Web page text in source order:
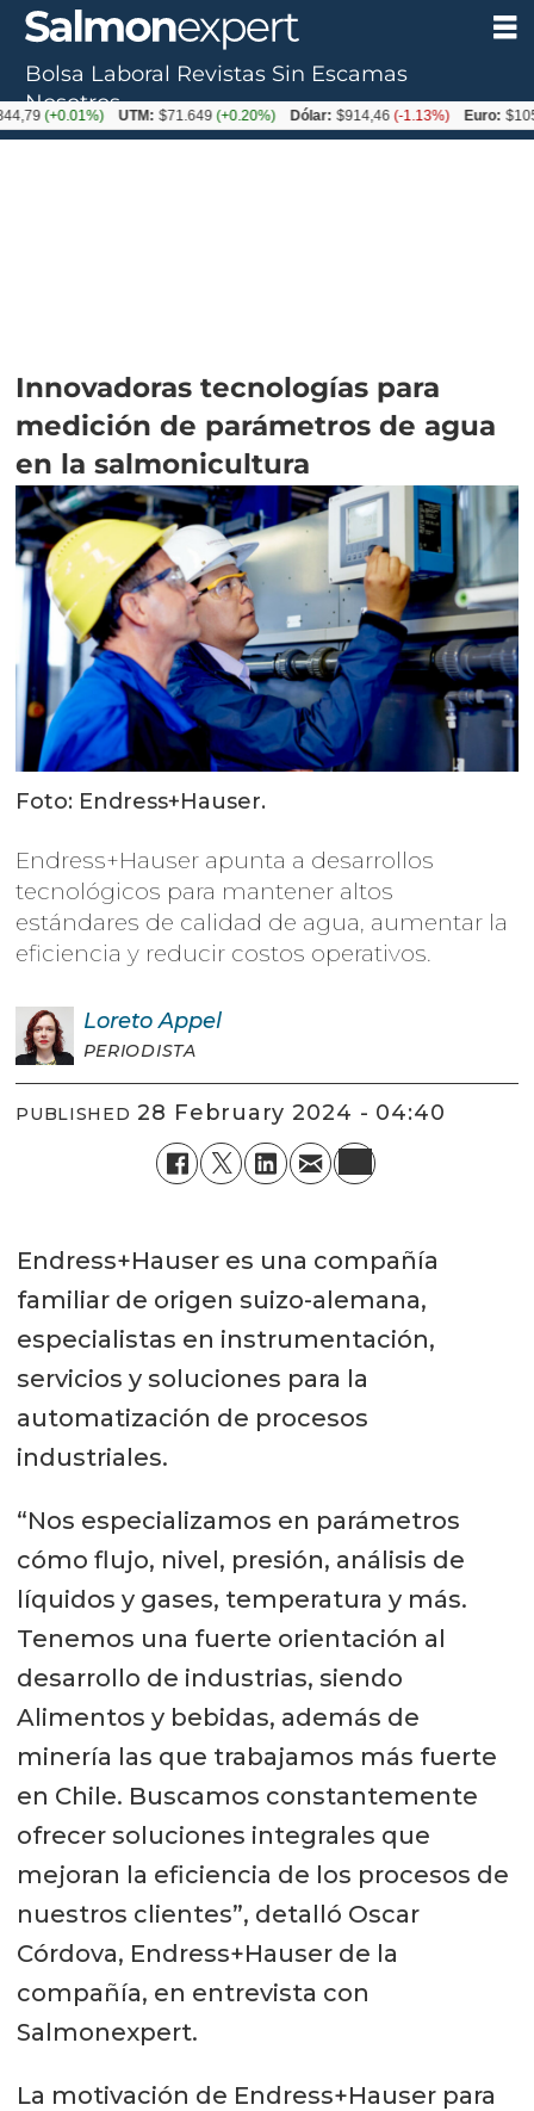
Innovadoras tecnologías para
medición de parámetros de agua
en la salmonicultura
Foto: Endress+Hauser.
Endress+Hauser apunta a desarrollos
tecnológicos para mantener altos
estándares de calidad de agua, aumentar la
eficiencia y reducir costos operativos.
Loreto Appel
PERIODISTA
PUBLISHED 28 February 2024 - 04:40
Endress+Hauser es una compañía
familiar de origen suizo-alemana,
especialistas en instrumentación,
servicios y soluciones para la
automatización de procesos
industriales.
“Nos especializamos en parámetros
cómo flujo, nivel, presión, análisis de
líquidos y gases, temperatura y más.
Tenemos una fuerte orientación al
desarrollo de industrias, siendo
Alimentos y bebidas, además de
minería las que trabajamos más fuerte
en Chile. Buscamos constantemente
ofrecer soluciones integrales que
mejoran la eficiencia de los procesos de
nuestros clientes”, detalló Oscar
Córdova, Endress+Hauser de la
compañía, en entrevista con
Salmonexpert.
La motivación de Endress+Hauser para
Bolsa Laboral Revistas Sin Escamas
Nosotros
UTM: $71.649(+0.20%) Dólar: $914,46(-1.13%) Euro: $1054,01(-